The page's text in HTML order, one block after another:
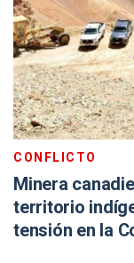
CONFLICTO
Minera
territorio
tensión en la